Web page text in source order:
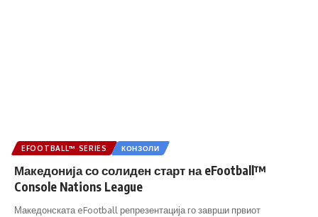
EFOOTBALL™ SERIES КОНЗОЛИ
Македонија со солиден старт на eFootball™
Console Nations League
Македонската eFootball репрезентација го заврши првиот